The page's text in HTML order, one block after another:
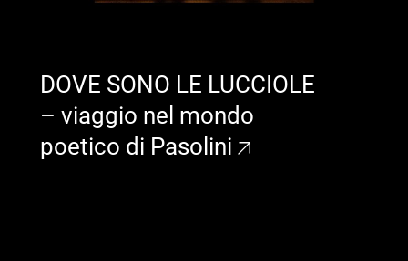
DOVE SONO LE LUCCIOLE
– viaggio nel mondo
poetico di Pasolini